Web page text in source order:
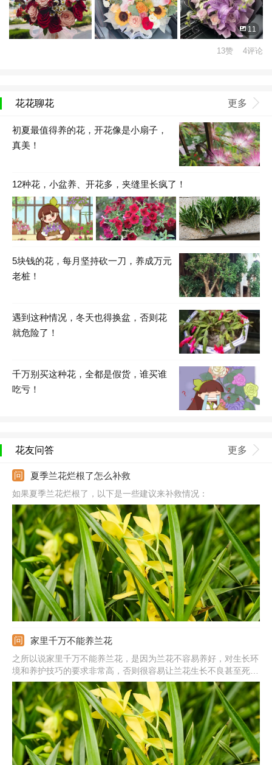
11
13赞 4评论
花花聊花 更多
初夏最值得养的花，开花像是小扇子，
真美！
12种花，小盆养、开花多，夹缝里长疯了！
5块钱的花，每月坚持砍一刀，养成万元
老桩！
遇到这种情况，冬天也得换盆，否则花
就危险了！
千万别买这种花，全都是假货，谁买谁
吃亏！
花友问答 更多
夏季兰花烂根了怎么补救
如果夏季兰花烂根了，以下是一些建议来补救情况：
家里千万不能养兰花
之所以说家里千万不能养兰花，是因为兰花不容易养好，对生长环
境和养护技巧的要求非常高，否则很容易让兰花生长不良甚至死
亡。而且一些品种的兰花十分名贵，购买的价格不低，同时使用的
兰花植料、肥料一般都是兰花专用型的，因此新手想要在家里养好
兰花需要购买特殊的园艺资材，让很多人觉得兰花不能养。